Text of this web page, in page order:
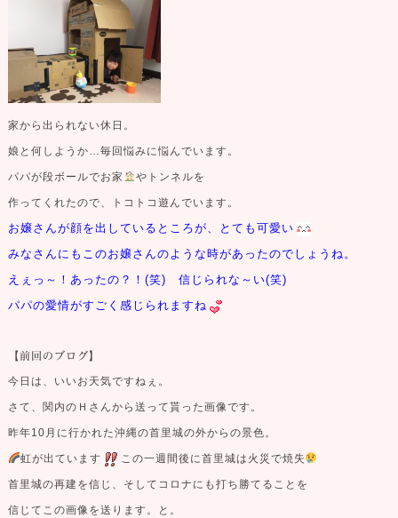
家から出られない休日。
娘と何しようか…毎回悩みに悩んでいます。
パパが段ボールでお家 やトンネルを
作ってくれたので、トコトコ遊んでいます。
お嬢さんが顔を出しているところが、とても可愛い
みなさんにもこのお嬢さんのような時があったのでしょうね。
えぇっ～！あったの？！(笑) 信じられな～い(笑)
パパの愛情がすごく感じられますね
【前回のブログ】
今日は、いいお天気ですねぇ。
さて、関内のＨさんから送って貰った画像です。
昨年10月に行かれた沖縄の首里城の外からの景色。
虹が出ています この一週間後に首里城は火災で焼失
首里城の再建を信じ、そしてコロナにも打ち勝てることを
信じてこの画像を送ります。と。